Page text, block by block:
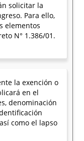
solicitar la
Para ello,
elementos
N° 1.386/01.
la exención o
en el
denominación
como el lapso